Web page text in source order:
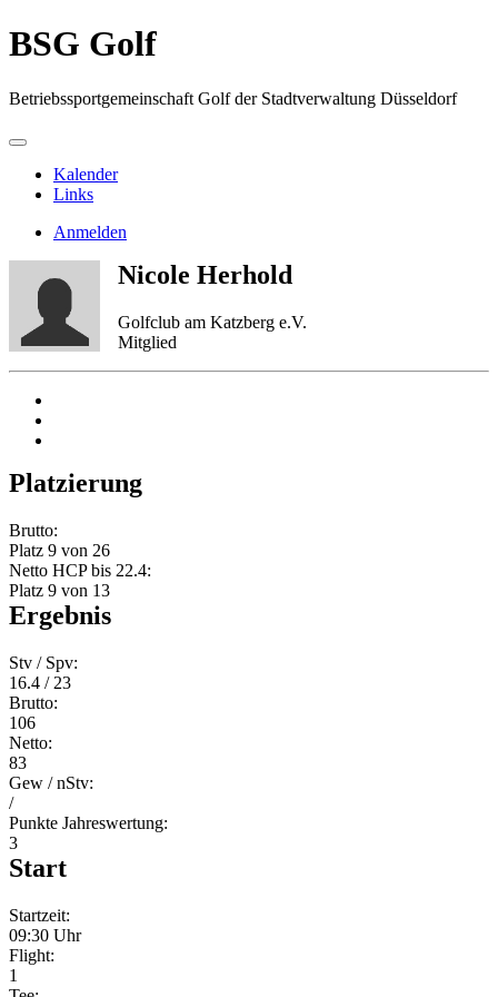
BSG Golf
Betriebssportgemeinschaft Golf der Stadtverwaltung Düsseldorf
Kalender
Links
Anmelden
Nicole Herhold
Golfclub am Katzberg e.V.
Mitglied
Platzierung
Brutto:
Platz 9 von 26
Netto HCP bis 22.4:
Platz 9 von 13
Ergebnis
Stv / Spv:
16.4 / 23
Brutto:
106
Netto:
83
Gew / nStv:
/
Punkte Jahreswertung:
3
Start
Startzeit:
09:30 Uhr
Flight:
1